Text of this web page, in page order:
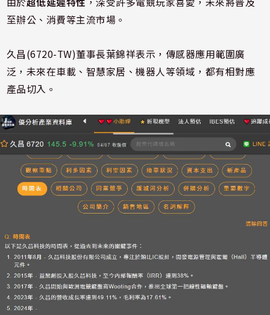
至辦公、消費等主流市場。
久昌(6720-TW)董事長葉錦祥表示，傳感器應用範圍廣
泛，未來在車載、智慧家居、機器人等領域，都有相對應
產品切入。